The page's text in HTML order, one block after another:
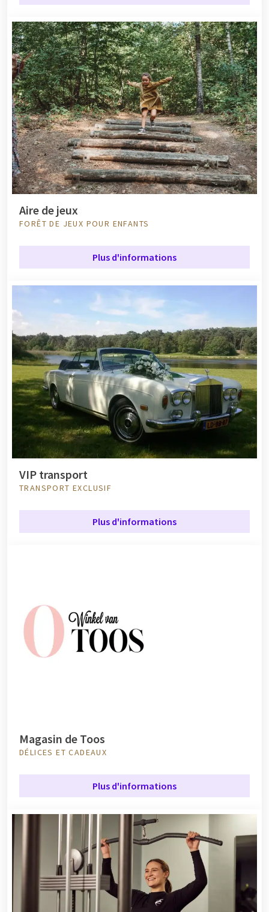
Aire de jeux
FORÊT DE JEUX POUR ENFANTS
Plus d'informations
VIP transport
TRANSPORT EXCLUSIF
Plus d'informations
Magasin de Toos
DÉLICES ET CADEAUX
Plus d'informations